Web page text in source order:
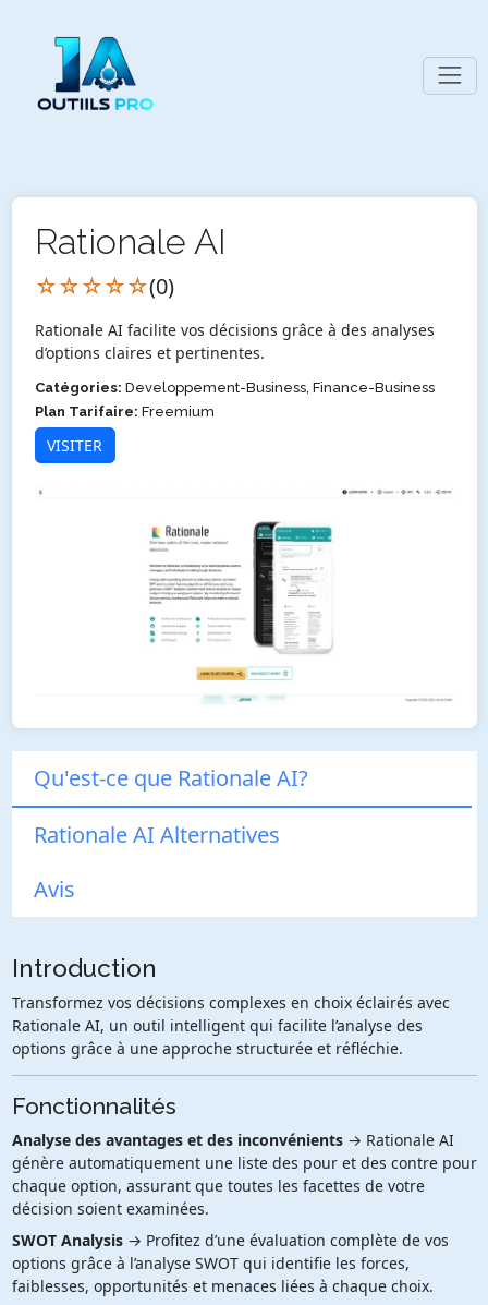
Rationale AI
☆☆☆☆☆(0)
Rationale AI facilite vos décisions grâce à des analyses
d’options claires et pertinentes.
Catégories: Developpement-Business, Finance-Business
Plan Tarifaire: Freemium
VISITER
Qu'est-ce que Rationale AI?
Rationale AI Alternatives
Avis
Introduction
Transformez vos décisions complexes en choix éclairés avec
Rationale AI, un outil intelligent qui facilite l’analyse des
options grâce à une approche structurée et réfléchie.
Fonctionnalités
Analyse des avantages et des inconvénients→ Rationale AI
génère automatiquement une liste des pour et des contre pour
chaque option, assurant que toutes les facettes de votre
décision soient examinées.
SWOT Analysis→ Profitez d’une évaluation complète de vos
options grâce à l’analyse SWOT qui identifie les forces,
faiblesses, opportunités et menaces liées à chaque choix.